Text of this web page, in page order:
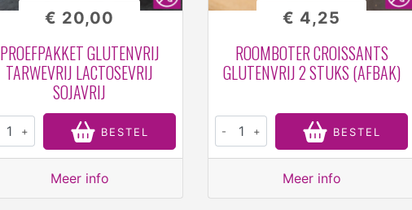
PROEFPAKKET GLUTENVRIJ
TARWEVRIJ LACTOSEVRIJ
SOJAVRIJ
€ 20,00
+ BESTEL
Meer info
ROOMBOTER CROISSANTS
GLUTENVRIJ 2 STUKS (AFBAK)
€ 4,25
- + BESTEL
Meer info